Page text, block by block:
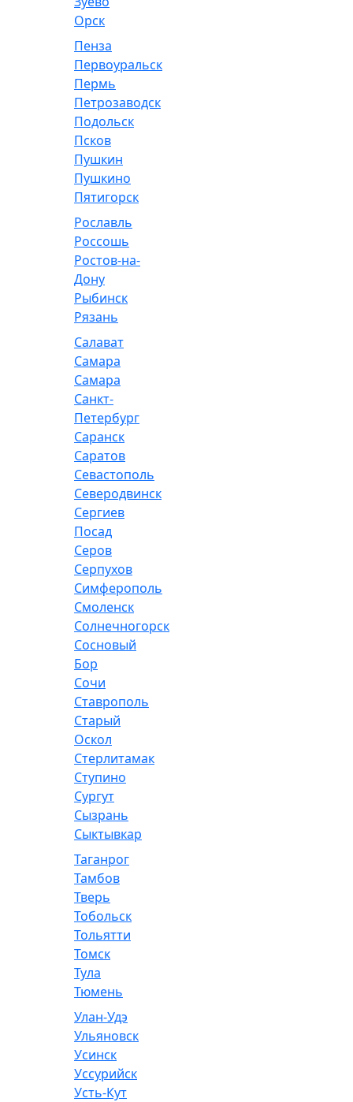
Орск
Пенза
Первоуральск
Пермь
Петрозаводск
Подольск
Псков
Пушкин
Пушкино
Пятигорск
Рославль
Россошь
Ростов-на-
Дону
Рыбинск
Рязань
Салават
Самара
Самара
Санкт-
Петербург
Саранск
Саратов
Севастополь
Северодвинск
Сергиев
Посад
Серов
Серпухов
Симферополь
Смоленск
Солнечногорск
Сосновый
Бор
Сочи
Ставрополь
Старый
Оскол
Стерлитамак
Ступино
Сургут
Сызрань
Сыктывкар
Таганрог
Тамбов
Тверь
Тобольск
Тольятти
Томск
Тула
Тюмень
Улан-Удэ
Ульяновск
Усинск
Уссурийск
Усть-Кут